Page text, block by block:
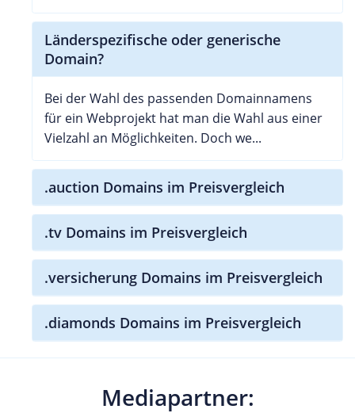
Länderspezifische oder generische
Domain?
Bei der Wahl des passenden Domainnamens
für ein Webprojekt hat man die Wahl aus einer
Vielzahl an Möglichkeiten. Doch we...
.auction Domains im Preisvergleich
.tv Domains im Preisvergleich
.versicherung Domains im Preisvergleich
.diamonds Domains im Preisvergleich
Mediapartner: